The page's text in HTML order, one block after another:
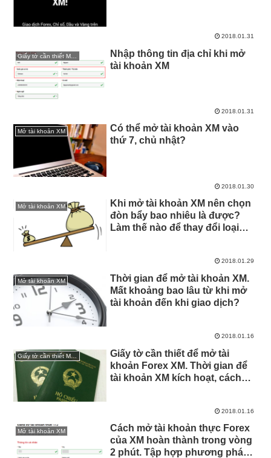
2018.01.31
Giấy tờ cần thiết Mở tài khoản XM
Nhập thông tin địa chỉ khi mở
tài khoản XM
2018.01.31
Mở tài khoản XM
Có thể mở tài khoản XM vào
thứ 7, chủ nhật?
2018.01.30
Mở tài khoản XM
Khi mở tài khoản XM nên chọn
đòn bẩy bao nhiêu là được?
Làm thế nào để thay đổi loại
2018.01.29
Mở tài khoản XM
Thời gian để mở tài khoản XM.
Mất khoảng bao lâu từ khi mở
tài khoản đến khi giao dịch?
2018.01.16
Giấy tờ cần thiết Mở tài khoản XM
Giấy tờ cần thiết để mở tài
khoản Forex XM. Thời gian để
tài khoản XM kích hoạt, cách
2018.01.16
Mở tài khoản XM
Cách mở tài khoản thực Forex
của XM hoàn thành trong vòng
2 phút. Tập hợp phương pháp